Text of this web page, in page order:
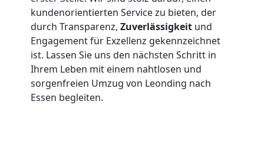
kundenorientierten Service zu bieten, der
durch Transparenz, Zuverlässigkeit und
Engagement für Exzellenz gekennzeichnet
ist. Lassen Sie uns den nächsten Schritt in
Ihrem Leben mit einem nahtlosen und
sorgenfreien Umzug von Leonding nach
Essen begleiten.
Mini
Umzug
Leonding